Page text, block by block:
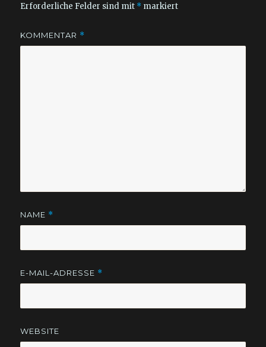
Erforderliche Felder sind mit * markiert
KOMMENTAR *
NAME *
E-MAIL-ADRESSE *
WEBSITE